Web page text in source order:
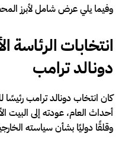
وفيما يلي عرض شامل لأبرز
انتخابات الرئاسة
دونالد ترامب
كان انتخاب دونالد ترامب
أحداث العام، عودته إلى البيت
وقلقًا دوليًا بشأن سياسته